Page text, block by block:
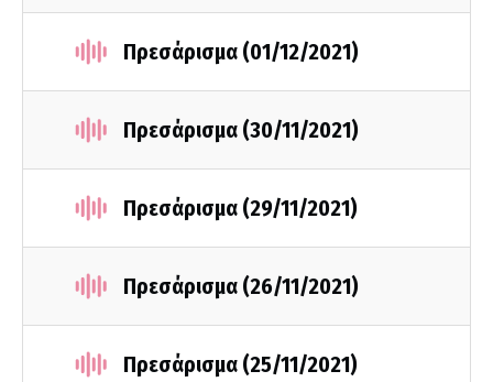
Πρεσάρισμα (01/12/2021)
Πρεσάρισμα (30/11/2021)
Πρεσάρισμα (29/11/2021)
Πρεσάρισμα (26/11/2021)
Πρεσάρισμα (25/11/2021)